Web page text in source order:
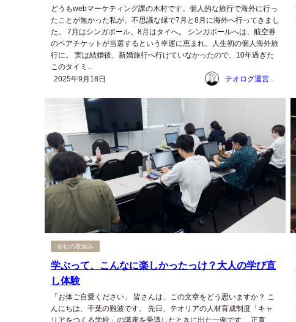
どうもwebマーケティング課の木村です。個人的な旅行で海外に行っ
たことが無かった私が、不思議な縁で7月と8月に海外へ行ってきまし
た。 7月はシンガポール。8月はタイへ。 シンガポールへは、航空券
のペアチケットが当選するという幸運に恵まれ、人生初の個人海外旅
行に。 実は結婚後、新婚旅行へ行けていなかったので、10年過ぎた
このタイミ...
2025年9月18日
テオログ運営チーム
会社の取組み
学ぶって、こんなに楽しかったっけ？大人の学び直
し体験
「お体ご自愛ください」 皆さんは、この文章をどう思いますか？ こ
んにちは、千葉の難波です。 先日、テオリアの人材育成制度「キャ
リアをつくる学校」の講座を受講したときに出た一例です。 正直、